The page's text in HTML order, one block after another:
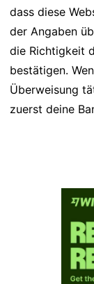
dass diese
der Angaben
die Richtigkeit
bestätigen.
Überweisung
zuerst deine